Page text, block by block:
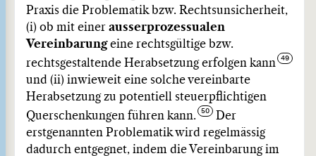
Praxis die Problematik bzw. Rechtsunsicherheit,
(i) ob mit einer ausserprozessualen
Vereinbarungeine rechtsgültige bzw.
rechtsgestaltende Herabsetzung erfolgen kann
und (ii) inwieweit eine solche vereinbarte
Herabsetzung zu potentiell steuerpflichtigen
Querschenkungen führen kann.
Der
erstgenannten Problematik wird regelmässig
dadurch entgegnet, indem die Vereinbarung im